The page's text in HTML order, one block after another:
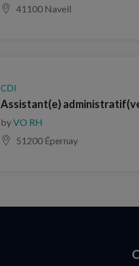
41100 Naveil
CDI
Assistant(e)
byVO RH
51200 Épernay